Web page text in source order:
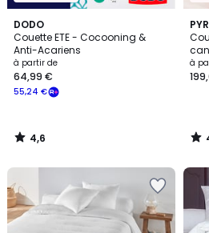
DODO
Couette ETE - Cocooning &
Anti-Acariens
à partir de
55,24 €
64,99 €
4,6
/ 5
4,6
/
à
/ 5
/